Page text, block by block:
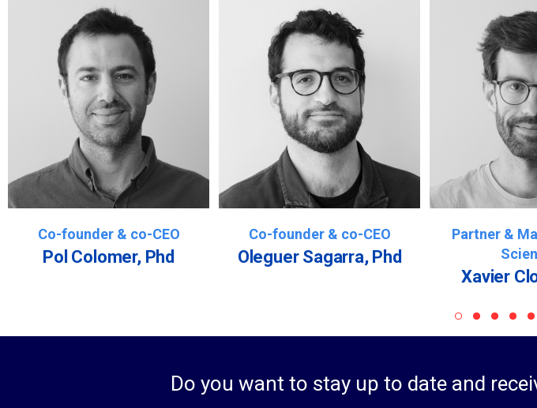
Co-founder & co-CEO
Pol Colomer, Phd
Co-founder & co-CEO
Oleguer Sagarra, Phd
Partner &
Xavier
Do you want to stay up to date and